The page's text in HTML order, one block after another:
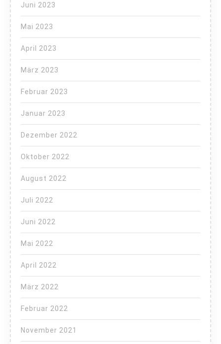
Juni 2023
Mai 2023
April 2023
März 2023
Februar 2023
Januar 2023
Dezember 2022
Oktober 2022
August 2022
Juli 2022
Juni 2022
Mai 2022
April 2022
März 2022
Februar 2022
November 2021